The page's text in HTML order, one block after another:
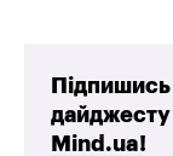
дайджесту
Mind.ua!